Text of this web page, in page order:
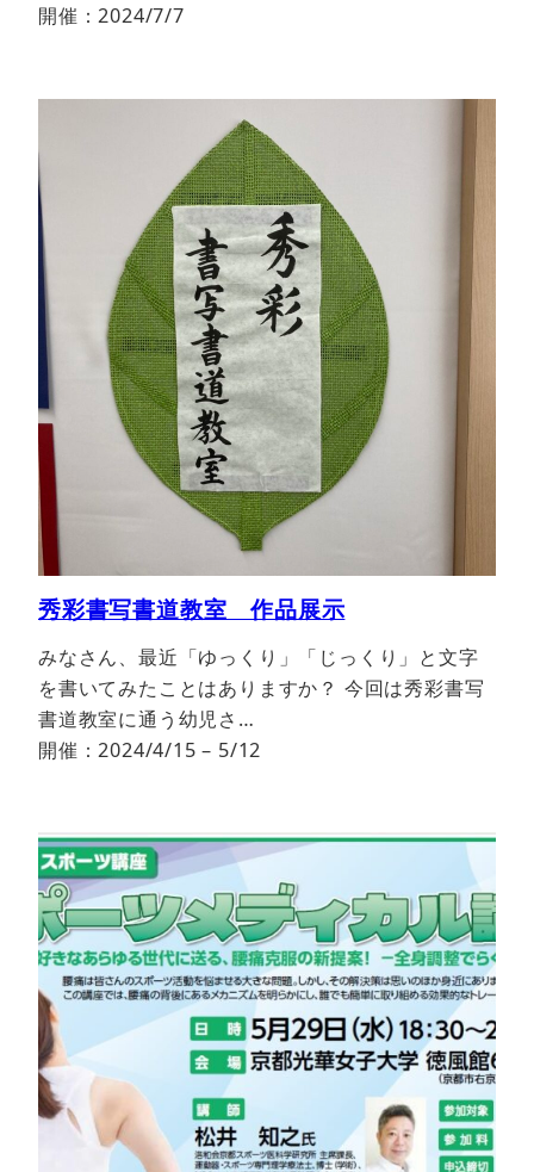
開催：2024/7/7
秀彩書写書道教室 作品展示
みなさん、最近「ゆっくり」「じっくり」と文字
を書いてみたことはありますか？ 今回は秀彩書写
書道教室に通う幼児さ…
開催：2024/4/15 – 5/12